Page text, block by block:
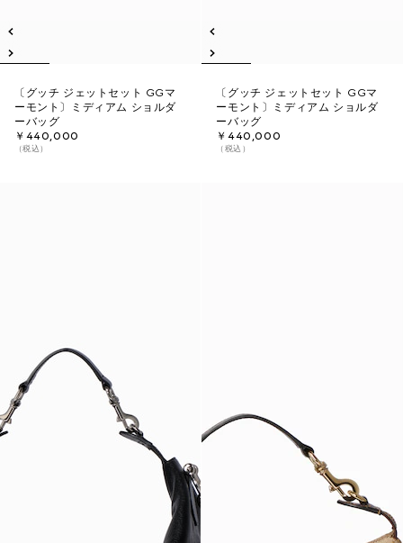
〔グッチ ジェットセット GGマ
ーモント〕ミディアム ショルダ
ーバッグ
￥440,000
（税込）
〔グッチ ジェットセット GGマ
ーモント〕ミディアム ショルダ
ーバッグ
￥440,000
（税込）